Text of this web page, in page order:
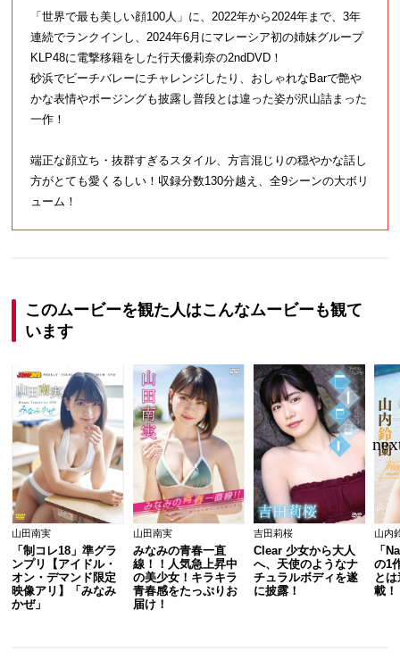
「世界で最も美しい顔100人」に、2022年から2024年まで、3年
連続でランクインし、2024年6月にマレーシア初の姉妹グループ
KLP48に電撃移籍をした行天優莉奈の2ndDVD！
砂浜でビーチバレーにチャレンジしたり、おしゃれなBarで艶や
かな表情やポージングも披露し普段とは違った姿が沢山詰まった
一作！
端正な顔立ち・抜群すぎるスタイル、方言混じりの穏やかな話し
方がとても愛くるしい！収録分数130分越え、全9シーンの大ボリ
ューム！
このムービーを観た人はこんなムービーも観て
います
山田南実
「制コレ18」準グラ
ンプリ【アイドル・
オン・デマンド限定
映像アリ】「みなみ
かぜ」
山田南実
みなみの青春一直
線！！人気急上昇中
の美少女！キラキラ
青春感をたっぷりお
届け！
吉田莉桜
Clear 少女から大人
へ、天使のようなナ
チュラルボディを遂
に披露！
山内
「
の1
と
載！